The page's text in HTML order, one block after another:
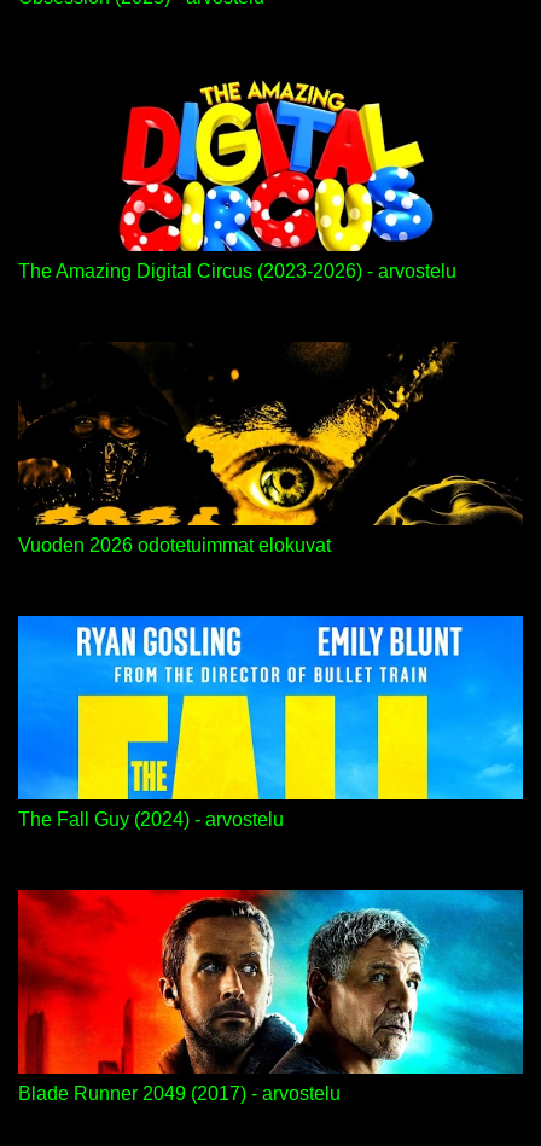
The Amazing Digital Circus (2023-2026) - arvostelu
Vuoden 2026 odotetuimmat elokuvat
The Fall Guy (2024) - arvostelu
Blade Runner 2049 (2017) - arvostelu